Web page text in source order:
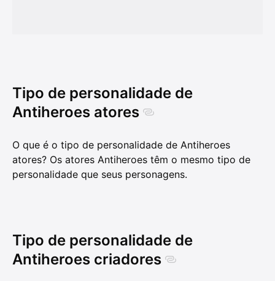
Tipo de personalidade de
Antiheroes atores
O que é o tipo de personalidade de Antiheroes
atores? Os atores Antiheroes têm o mesmo tipo de
personalidade que seus personagens.
Tipo de personalidade de
Antiheroes criadores